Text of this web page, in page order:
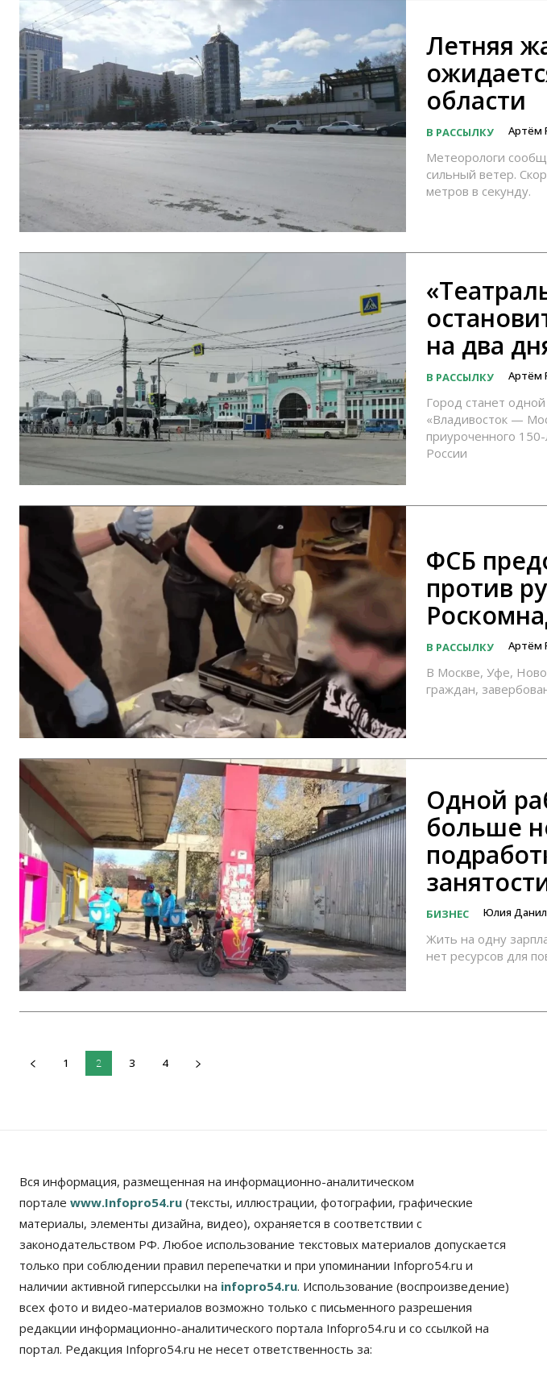
Летняя
области
В РАССЫЛКУ Артём
Метеорологи
сильный ветер.
метров в секунду.
на два
В РАССЫЛКУ Артём
Город станет
«Владивосток —
приуроченного
России
ФСБ
против
В РАССЫЛКУ Артём
В Москве, Уфе,
граждан,
Одной
больше
БИЗНЕС Юлия
Жить на одну
нет ресурсов для
1 2 3 4
Вся информация, размещенная на информационно-аналитическом
портале www.Infopro54.ru (тексты, иллюстрации, фотографии, графические
материалы, элементы дизайна, видео), охраняется в соответствии с
законодательством РФ. Любое использование текстовых материалов допускается
только при соблюдении правил перепечатки и при упоминании Infopro54.ru и
наличии активной гиперссылки на infopro54.ru. Использование (воспроизведение)
всех фото и видео-материалов возможно только с письменного разрешения
редакции информационно-аналитического портала Infopro54.ru и со ссылкой на
портал. Редакция Infopro54.ru не несет ответственность за: